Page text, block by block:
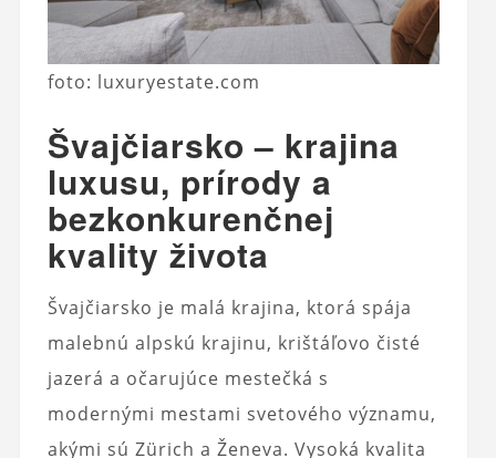
foto: luxuryestate.com
Švajčiarsko – krajina
luxusu, prírody a
bezkonkurenčnej
kvality života
Švajčiarsko je malá krajina, ktorá spája
malebnú alpskú krajinu, krištáľovo čisté
jazerá a očarujúce mestečká s
modernými mestami svetového významu,
akými sú Zürich a Ženeva. Vysoká kvalita